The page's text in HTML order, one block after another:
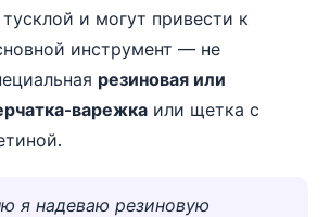
и могут привести к
инструмент — не
резиновая или
варежка или щетка с
я надеваю резиновую